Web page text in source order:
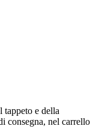
tappeto e della
consegna, nel carrello